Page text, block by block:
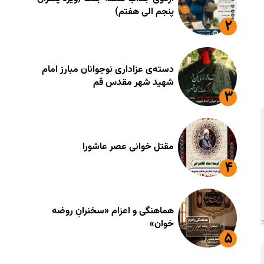
پنجم الی هفتم)
دسته‌ی عزاداری نوجوانان مبارز امام
شهید شهر مقدس قم
مقتل خوانی عصر عاشورا
هماهنگی و اعزام «سخنرانِ روضه
خوان»